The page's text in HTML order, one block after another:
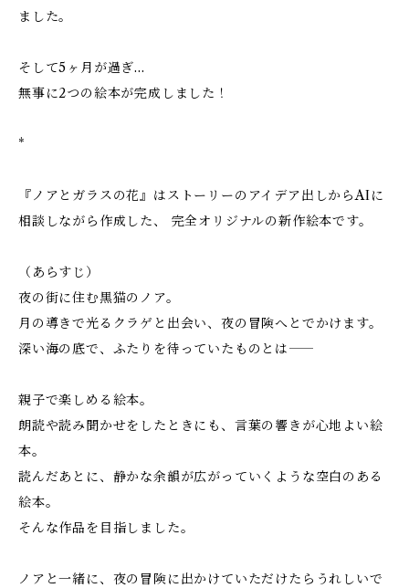
ました。
そして5ヶ月が過ぎ…
無事に2つの絵本が完成しました！
*
『ノアとガラスの花』はストーリーのアイデア出しからAIに
相談しながら作成した、 完全オリジナルの新作絵本です。
（あらすじ）
夜の街に住む黒猫のノア。
月の導きで光るクラゲと出会い、夜の冒険へとでかけます。
深い海の底で、ふたりを待っていたものとは――
親子で楽しめる絵本。
朗読や読み聞かせをしたときにも、言葉の響きが心地よい絵
本。
読んだあとに、静かな余韻が広がっていくような空白のある
絵本。
そんな作品を目指しました。
ノアと一緒に、夜の冒険に出かけていただけたらうれしいで